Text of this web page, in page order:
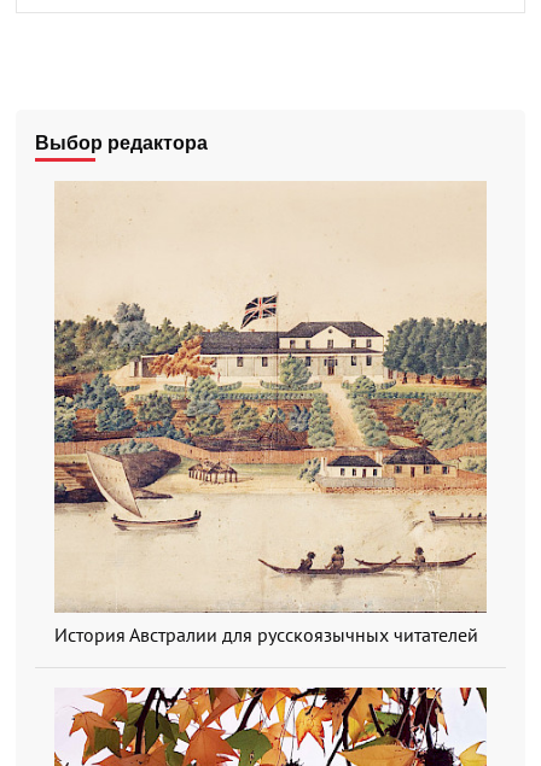
Выбор редактора
История Австралии для русскоязычных читателей